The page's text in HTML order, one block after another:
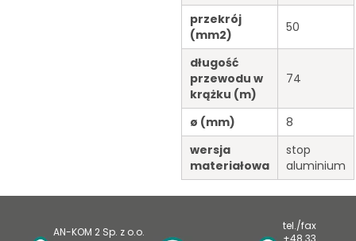
przekrój
(mm2) 50
długość
przewodu w
krążku (m)
74
ø (mm)
8
wersja
materiałowa
stop
aluminium
AN-KOM 2 Sp. z o.o.
tel./fax
+48 33